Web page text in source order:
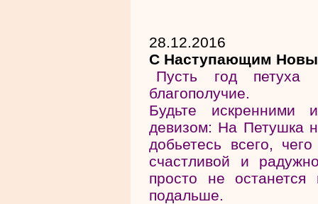
28.12.2016
С Наступающим
Пусть год петуха
благополучие.
Будьте искренними
девизом: На Петушка
добьетесь всего,
счастливой и
просто не
подальше.